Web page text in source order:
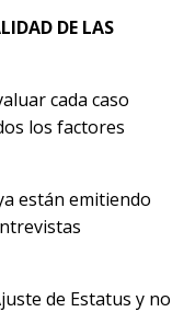
DE LAS
cada caso
los factores
están emitiendo
de Estatus y no